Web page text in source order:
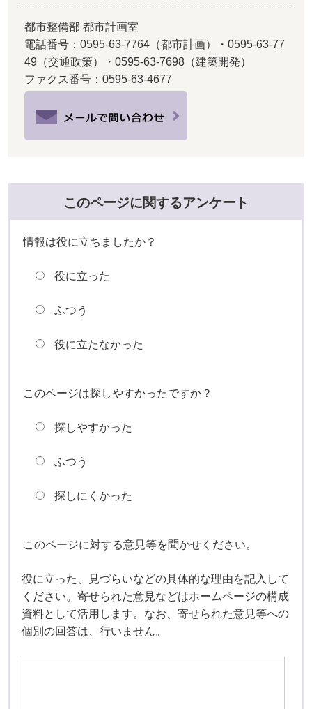
都市整備部 都市計画室
電話番号：0595-63-7764（都市計画）・0595-63-77
49（交通政策）・0595-63-7698（建築開発）
ファクス番号：0595-63-4677
このページに関するアンケート
情報は役に立ちましたか？
役に立った
ふつう
役に立たなかった
このページは探しやすかったですか？
探しやすかった
ふつう
探しにくかった
このページに対する意見等を聞かせください。
役に立った、見づらいなどの具体的な理由を記入して
ください。寄せられた意見などはホームページの構成
資料として活用します。なお、寄せられた意見等への
個別の回答は、行いません。